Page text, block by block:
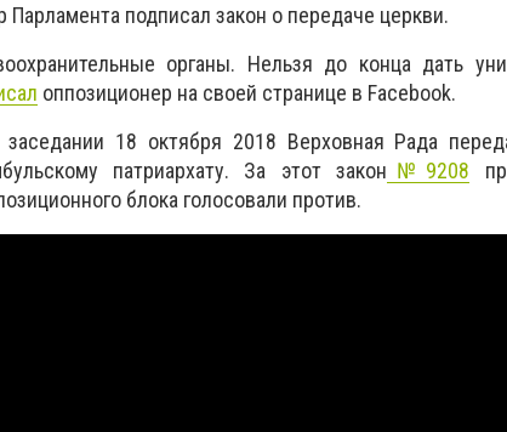
Парламента подписал закон о передаче церкви.
органы. Нельзя до конца дать
оппозиционер на своей странице в Facebook.
18 октября 2018 Верховная Рада
патриархату. За этот закон №9208
блока голосовали против.